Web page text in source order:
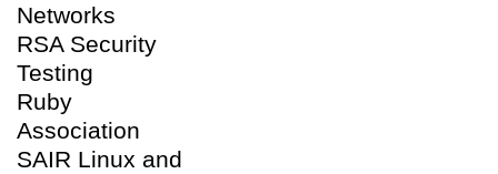
Networks
RSA Security
Testing
Ruby
Association
SAIR Linux and